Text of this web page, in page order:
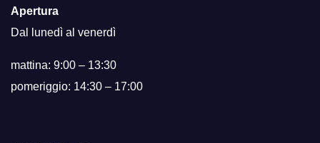
Apertura
Dal lunedì al venerdì
mattina: 9:00 – 13:30
pomeriggio: 14:30 – 17:00